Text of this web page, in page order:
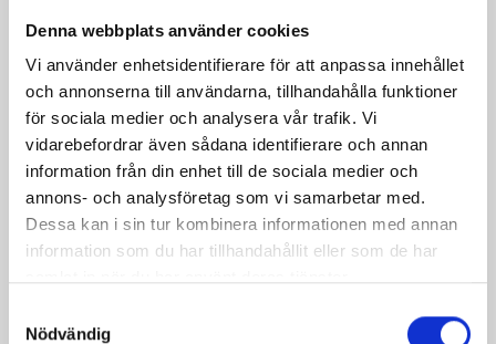
Denna webbplats använder cookies
Vi använder enhetsidentifierare för att anpassa innehållet
och annonserna till användarna, tillhandahålla funktioner
för sociala medier och analysera vår trafik. Vi
vidarebefordrar även sådana identifierare och annan
information från din enhet till de sociala medier och
annons- och analysföretag som vi samarbetar med.
Dessa kan i sin tur kombinera informationen med annan
information som du har tillhandahållit eller som de har
Nödvändig
Kåpa Benedict